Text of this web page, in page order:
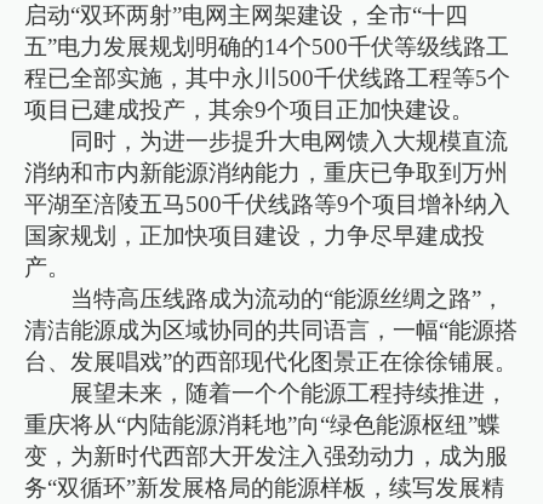
启动“双环两射”电网主网架建设，全市“十四
五”电力发展规划明确的14个500千伏等级线路工
程已全部实施，其中永川500千伏线路工程等5个
项目已建成投产，其余9个项目正加快建设。
同时，为进一步提升大电网馈入大规模直流
消纳和市内新能源消纳能力，重庆已争取到万州
平湖至涪陵五马500千伏线路等9个项目增补纳入
国家规划，正加快项目建设，力争尽早建成投
产。
当特高压线路成为流动的“能源丝绸之路”，
清洁能源成为区域协同的共同语言，一幅“能源搭
台、发展唱戏”的西部现代化图景正在徐徐铺展。
展望未来，随着一个个能源工程持续推进，
重庆将从“内陆能源消耗地”向“绿色能源枢纽”蝶
变，为新时代西部大开发注入强劲动力，成为服
务“双循环”新发展格局的能源样板，续写发展精